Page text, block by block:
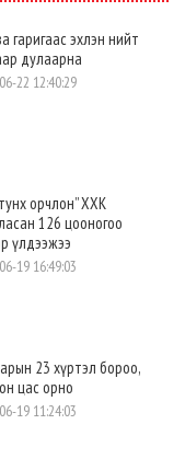
гаригаас эхлэн нийт
дулаарна
22 12:40:29
орчлон” ХХК
126 цооногоо
үлдээжээ
19 16:49:03
23 хүртэл бороо,
цас орно
19 11:24:03